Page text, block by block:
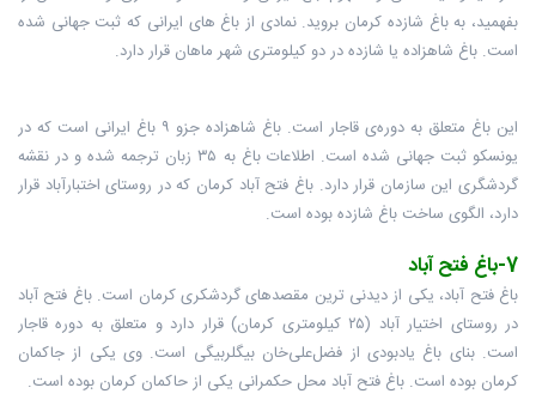
بفهمید، به باغ شازده کرمان بروید. نمادی از باغ های ایرانی که ثبت جهانی شده
است. باغ شاهزاده یا شازده در دو کیلومتری شهر ماهان قرار دارد.
این باغ متعلق به دوره‌ی قاجار است. باغ شاهزاده جزو ۹ باغ ایرانی است که در
یونسکو ثبت جهانی شده است. اطلاعات باغ به ۳۵ زبان ترجمه شده و در نقشه
گردشگری این سازمان قرار دارد. باغ فتح آباد کرمان که در روستای اختبارآباد قرار
دارد، الگوی ساخت باغ شازده بوده است.
7-باغ فتح آباد
باغ فتح آباد، یکی از دیدنی ترین مقصدهای گردشکری کرمان است. باغ فتح آباد
در روستای اختیار آباد (۲۵ کیلومتری کرمان) قرار دارد و متعلق به دوره قاجار
است. بنای باغ یادبودی از فضل‌علی‌خان بیگلربیگی است. وی یکی از جاکمان
کرمان بوده است. باغ فتح آباد محل حکمرانی یکی از حاکمان کرمان بوده است.